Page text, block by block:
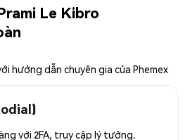
Le Kibro
hướng dẫn chuyên gia của Phemex
với 2FA, truy cập lý tưởng.